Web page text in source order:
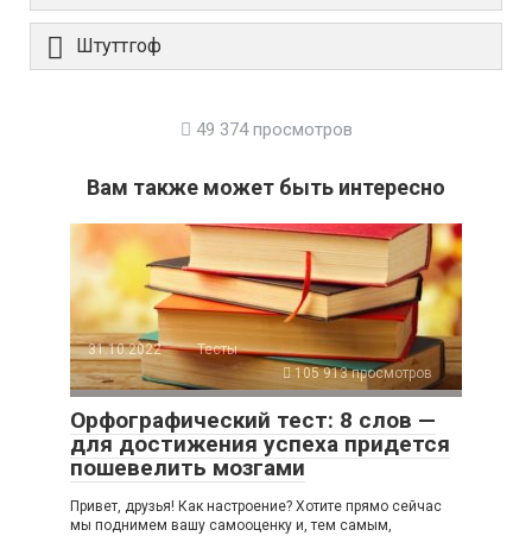
Штуттгоф
49 374 просмотров
Вам также может быть интересно
31.10.2022
Тесты
105 913 просмотров
Орфографический тест: 8 слов —
для достижения успеха придется
пошевелить мозгами
Привет, друзья! Как настроение? Хотите прямо сейчас
мы поднимем вашу самооценку и, тем самым,